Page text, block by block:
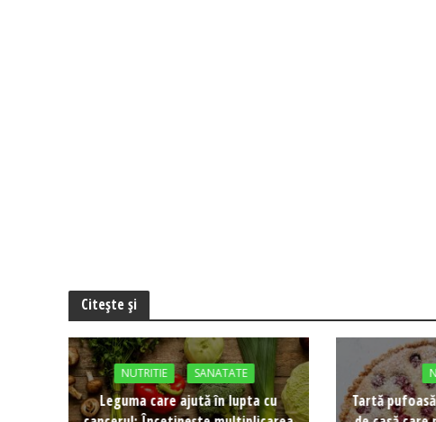
Citește și
NUTRITIE SANATATE
Leguma care ajută în lupta cu
Tartă